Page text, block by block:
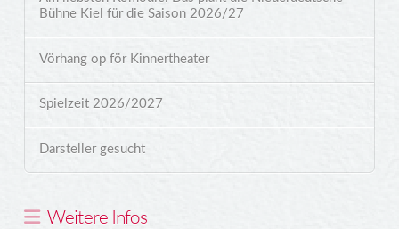
Bühne Kiel für die Saison 2026/27
Vörhang op för Kinnertheater
Spielzeit 2026/2027
Darsteller gesucht
Weitere Infos